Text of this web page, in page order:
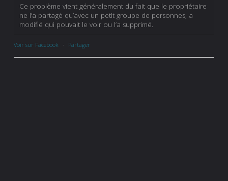
Ce problème vient généralement du fait que le propriétaire
ne l’a partagé qu’avec un petit groupe de personnes, a
modifié qui pouvait le voir ou l’a supprimé.
Voir sur Facebook · Partager